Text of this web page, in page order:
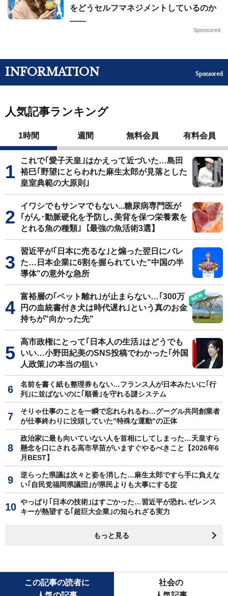
をどうセルフマネジメントしているのか
——
Sponsored
INFORMATION Sponsored
人気記事ランキング
1時間 週間 無料会員 有料会員
これで｢愛子天皇｣はかえって近づいた…島田
裕巳｢野望にとらわれた麻生太郎が見落とした
皇室典範の大原則｣
イワシでもサンマでもない...糖尿病専門医が
｢がん･動脈硬化を予防し､美背を保つ栄養素を
とれる魚の種類｣【最強の魚活術3選】
習近平が｢日本に売るな｣と煽った翌日にバレ
た…日本企業に6割を握られていた"中国の半
導体"の意外な急所
富裕層の｢ペット離れ｣が止まらない…｢300万
円の血統書付き犬は時代遅れ｣という真のお金
持ちが"向かった先"
高市政権にとって｢日本人の生活｣はどうでも
いい…小野田紀美のSNS投稿でわかった｢外国
人政策｣の本当の狙い
名前を書く紙も整理券もない…フランス人が日本みたいに｢行
列｣に並ばないのに｢順番｣を守れる謎システム
そりゃ仕事のことを一瞬で忘れられるわ…グーグル共同創業者
が仕事終わりに没頭していた"特殊な運動"の正体
政治家に最も向いていない人を首相にしてしまった…天皇すら
懸念を口にされる高市早苗がいますぐやるべきこと【2026年6
月BEST】
逆らった県議は次々と姿を消した…麻生太郎ですら手に負えな
い｢自民党福岡県議団｣が県民よりも大事にする掟
やっぱり｢日本の技術｣はすごかった…習近平が恐れ､ゼレンス
キーが熱望する｢超巨大企業｣の知られざる実力
もっと見る
この記事の読者に
社会の